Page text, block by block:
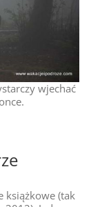
wjechać
książkowe (tak